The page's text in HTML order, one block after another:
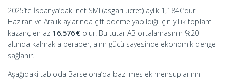
2025’te İspanya’daki net SMI (asgari ücret) aylık 1,184€’dur.
Haziran ve Aralık aylarında çift ödeme yapıldığı için yıllık toplam
kazanç en az 16.576 € olur. Bu tutar AB ortalamasının %20
altında kalmakla beraber, alım gücü sayesinde ekonomik denge
sağlanır.
Aşağıdaki tabloda Barselona’da bazı meslek mensuplarının